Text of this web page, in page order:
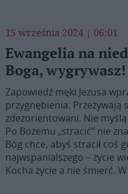
15 września 2024 | 06:01
Ewangelia na
Boga, wygrywasz!
Zapowiedź męki Jezusa
przygnębienia. Przeżywają
zdezorientowani. Nie
Po Bożemu „stracić” nie
Bóg chce, abyś stracił coś
najwspanialszego – życie
Kocha życie a nie śmierć.